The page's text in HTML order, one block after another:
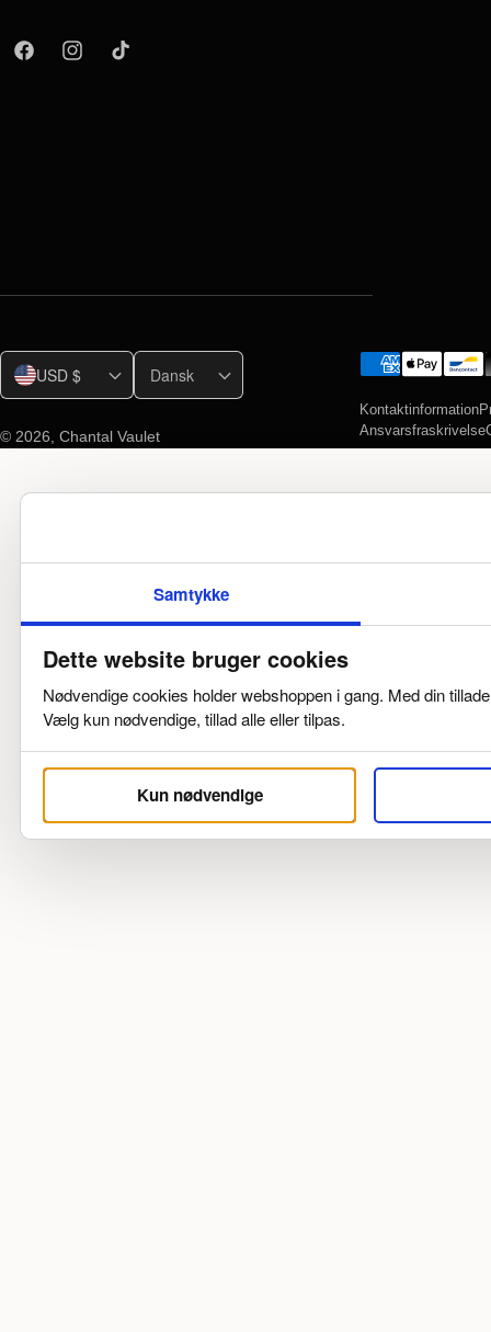
USD $ Dansk
© 2026, Chantal Vaulet
Kontaktinformation
Ansvarsfraskrivelse
Samtykke
Dette website bruger cookies
Nødvendige cookies holder webshoppen i gang. Med din
Vælg kun nødvendige, tillad alle eller tilpas.
Kun nødvendige